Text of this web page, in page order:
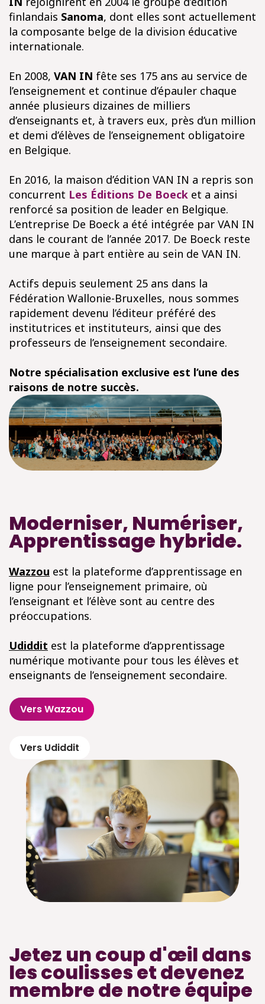
finlandais Sanoma, dont elles sont actuellement
la composante belge de la division éducative
internationale.
En 2008, VAN IN fête ses 175 ans au service de
l’enseignement et continue d’épauler chaque
année plusieurs dizaines de milliers
d’enseignants et, à travers eux, près d’un million
et demi d’élèves de l’enseignement obligatoire
en Belgique.
En 2016, la maison d’édition VAN IN a repris son
concurrent Les Éditions De Boeck et a ainsi
renforcé sa position de leader en Belgique.
L’entreprise De Boeck a été intégrée par VAN IN
dans le courant de l’année 2017. De Boeck reste
une marque à part entière au sein de VAN IN.
Actifs depuis seulement 25 ans dans la
Fédération Wallonie-Bruxelles, nous sommes
rapidement devenu l’éditeur préféré des
institutrices et instituteurs, ainsi que des
professeurs de l’enseignement secondaire.
Notre spécialisation exclusive est l’une des
raisons de notre succès.
Moderniser, Numériser,
Apprentissage hybride.
Wazzou est la plateforme d’apprentissage en
ligne pour l’enseignement primaire, où
l’enseignant et l’élève sont au centre des
préoccupations.
Udiddit est la plateforme d’apprentissage
numérique motivante pour tous les élèves et
enseignants de l’enseignement secondaire.
Vers Wazzou
Vers Udiddit
Jetez un coup d'œil dans
les coulisses et devenez
membre de notre équipe